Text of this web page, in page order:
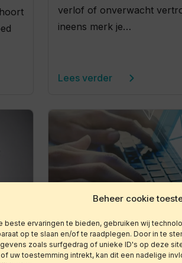
Beheer cookie
beste ervaringen te bieden, gebruiken wij
op te slaan en/of te raadplegen. Door in te
zoals surfgedrag of unieke ID's op deze
uw toestemming intrekt, kan dit een nadelige
verlof of onverwacht
ineens merk je…
Lees verder
8 juni 2026 Blog
E-